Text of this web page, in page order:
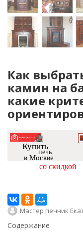
Как
камин на
какие
Купить
печь
в Москве
со скидкой
Мастер печник
Содержание